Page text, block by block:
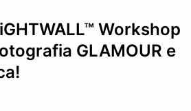
Workshop
GLAMOUR e